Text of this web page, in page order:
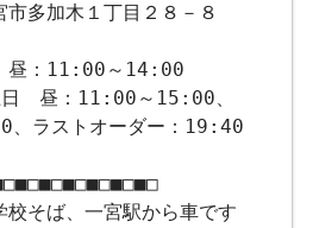
市多加木１丁目２８－８
昼：11:00～14:00
～15:00、
ラストオーダー：19:40
校そば、一宮駅から車です